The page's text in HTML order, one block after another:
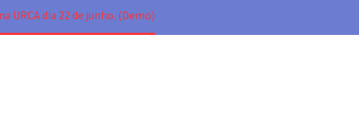
URCA dia 22 de junho. (Demo)